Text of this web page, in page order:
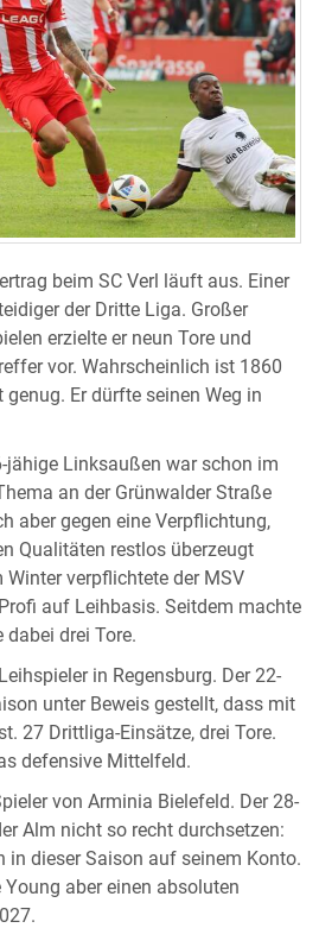
beim SC Verl läuft aus. Einer
der Dritte Liga. Großer
erzielte er neun Tore und
vor. Wahrscheinlich ist 1860
Er dürfte seinen Weg in
jähige Linksaußen war schon im
an der Grünwalder Straße
aber gegen eine Verpflichtung,
Qualitäten restlos überzeugt
Winter verpflichtete der MSV
auf Leihbasis. Seitdem machte
dabei drei Tore.
in Regensburg. Der 22-
unter Beweis gestellt, dass mit
27 Drittliga-Einsätze, drei Tore.
defensive Mittelfeld.
von Arminia Bielefeld. Der 28-
Alm nicht so recht durchsetzen:
in dieser Saison auf seinem Konto.
aber einen absoluten